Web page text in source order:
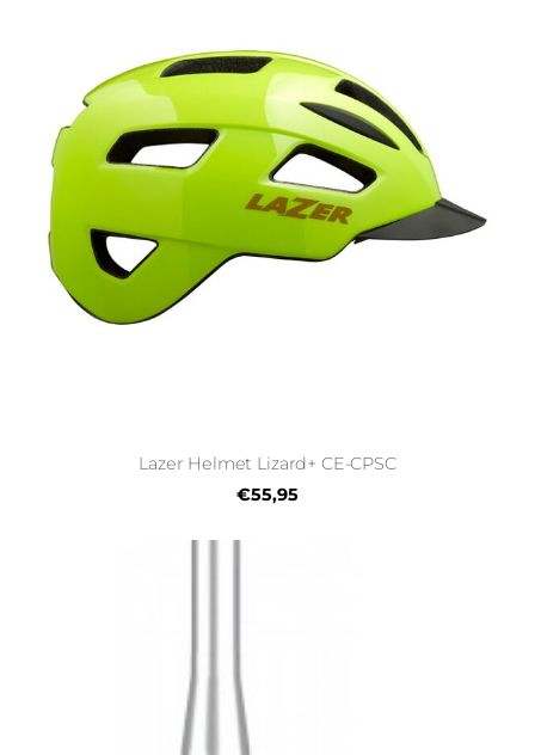
Lazer Helmet Lizard+ CE-CPSC
€55,95